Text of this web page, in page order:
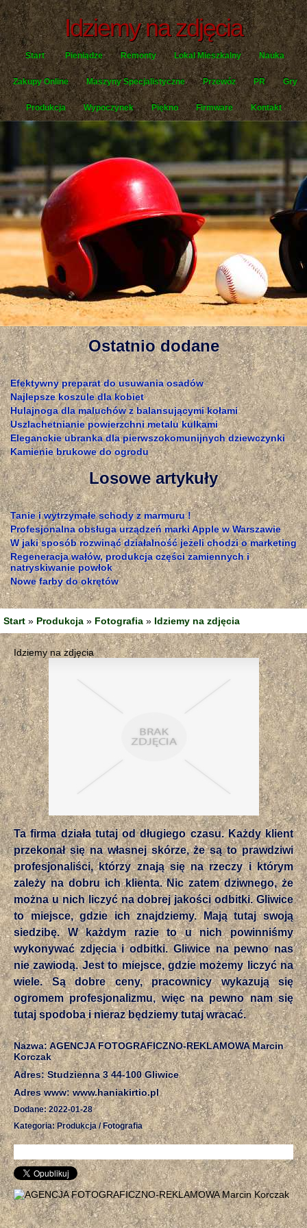
Idziemy na zdjęcia
Start Pieniądze Remonty Lokal Mieszkalny Nauka
Zakupy Online Maszyny Specjalistyczne Przewóz PR Gry
Produkcja Wypoczynek Piękno Firmware Kontakt
Ostatnio dodane
Efektywny preparat do usuwania osadów
Najlepsze koszule dla kobiet
Hulajnoga dla maluchów z balansującymi kołami
Uszlachetnianie powierzchni metalu kulkami
Eleganckie ubranka dla pierwszokomunijnych dziewczynki
Kamienie brukowe do ogrodu
Losowe artykuły
Tanie i wytrzymałe schody z marmuru !
Profesjonalna obsługa urządzeń marki Apple w Warszawie
W jaki sposób rozwinąć działalność jeżeli chodzi o marketing
Regeneracja wałów, produkcja części zamiennych i
natryskiwanie powłok
Nowe farby do okrętów
Start » Produkcja » Fotografia » Idziemy na zdjęcia
Idziemy na zdjęcia
Ta firma działa tutaj od długiego czasu. Każdy klient
przekonał się na własnej skórze, że są to prawdziwi
profesjonaliści, którzy znają się na rzeczy i którym
zależy na dobru ich klienta. Nic zatem dziwnego, że
można u nich liczyć na dobrej jakości odbitki. Gliwice
to miejsce, gdzie ich znajdziemy. Mają tutaj swoją
siedzibę. W każdym razie to u nich powinniśmy
wykonywać zdjęcia i odbitki. Gliwice na pewno nas
nie zawiodą. Jest to miejsce, gdzie możemy liczyć na
wiele. Są dobre ceny, pracownicy wykazują się
ogromem profesjonalizmu, więc na pewno nam się
tutaj spodoba i nieraz będziemy tutaj wracać.
Nazwa: AGENCJA FOTOGRAFICZNO-REKLAMOWA Marcin
Korczak
Adres: Studzienna 3 44-100 Gliwice
Adres www: www.haniakirtio.pl
Dodane: 2022-01-28
Kategoria: Produkcja / Fotografia